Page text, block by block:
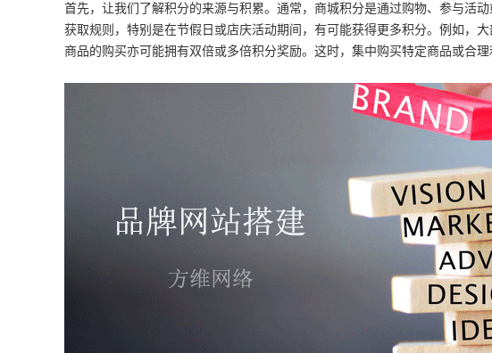
首先，让我们了解积分的来源与积累。通常，商城积分是通过购物、参与活
获取规则，特别是在节假日或店庆活动期间，有可能获得更多积分。例如，
商品的购买亦可能拥有双倍或多倍积分奖励。这时，集中购买特定商品或合理